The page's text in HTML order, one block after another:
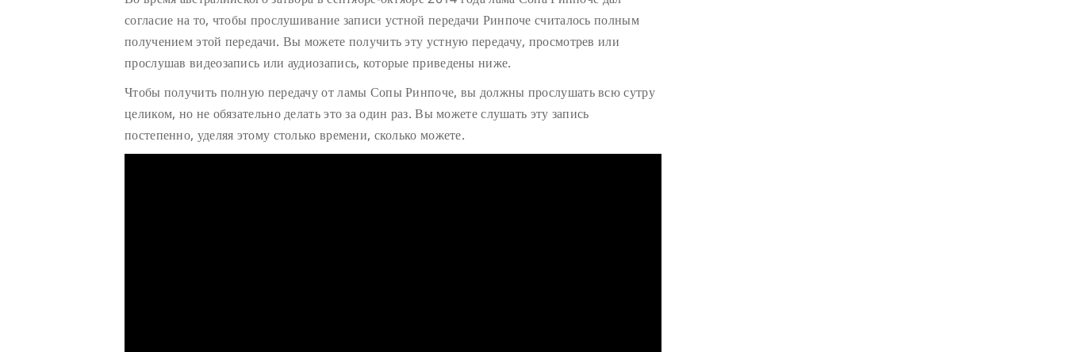
согласие на то, чтобы прослушивание записи устной передачи Ринпоче считалось полным
получением этой передачи. Вы можете получить эту устную передачу, просмотрев или
прослушав видеозапись или аудиозапись, которые приведены ниже.
Чтобы получить полную передачу от ламы Сопы Ринпоче, вы должны прослушать всю сутру
целиком, но не обязательно делать это за один раз. Вы можете слушать эту запись
постепенно, уделяя этому столько времени, сколько можете.